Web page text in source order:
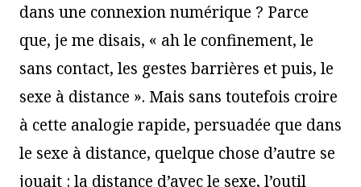
dans une connexion numérique ? Parce
que, je me disais, « ah le confinement, le
sans contact, les gestes barrières et puis, le
sexe à distance ». Mais sans toutefois croire
à cette analogie rapide, persuadée que dans
le sexe à distance, quelque chose d’autre se
jouait : la distance d’avec le sexe, l’outil